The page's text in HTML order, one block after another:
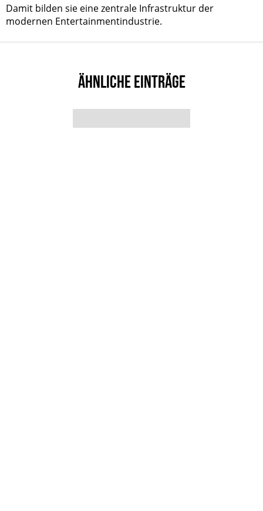
Damit bilden sie eine zentrale Infrastruktur der
modernen Entertainmentindustrie.
ÄHNLICHE EINTRÄGE